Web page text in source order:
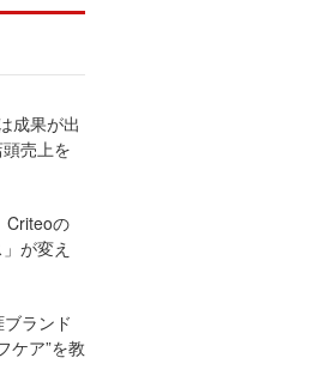
成果が出
売上を
Criteoの
が変え
ランド
ケア”を教